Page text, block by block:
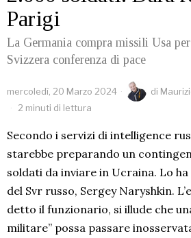
Parigi
La Germania compra missili Usa
Svizzera conferenza di pace
mercoledì, 20 Marzo 2024 di
2 minuti di lettura
Secondo i servizi di intelligence
starebbe preparando un
soldati da inviare in Ucraina. Lo
del Svr russo, Sergey Naryshkin.
detto il funzionario, si illude che
militare” possa passare